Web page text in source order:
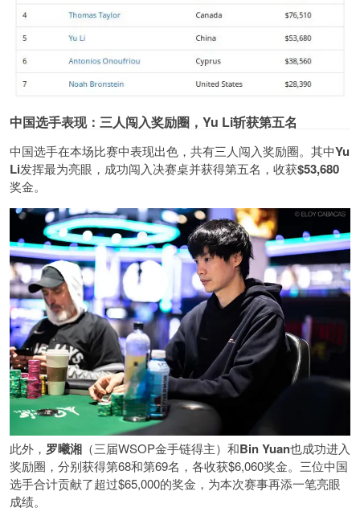
中国选手表现：三人闯入奖励圈，Yu Li斩获第五名
中国选手在本场比赛中表现出色，共有三人闯入奖励圈。其中Yu
Li发挥最为亮眼，成功闯入决赛桌并获得第五名，收获$53,680
奖金。
此外， 罗曦湘 （三届WSOP金手链得主）和Bin Yuan也成功进入
奖励圈，分别获得第68和第69名，各收获$6,060奖金。三位中国
选手合计贡献了超过$65,000的奖金，为本次赛事再添一笔亮眼
成绩。